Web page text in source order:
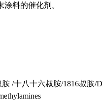
料的催化剂。
/十八十六叔胺/1816叔胺/